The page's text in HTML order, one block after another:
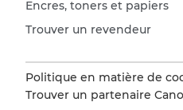
Encres, toners et papiers
Trouver un revendeur
Politique en matière de
Trouver un partenaire